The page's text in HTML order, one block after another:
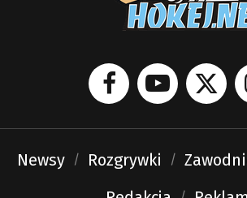
Newsy Rozgrywki